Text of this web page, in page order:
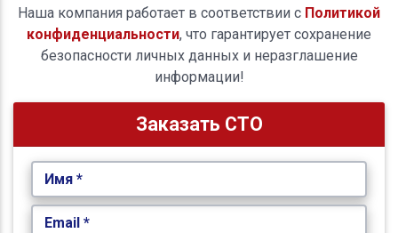
Наша компания работает в соответствии с Политикой
конфиденциальности, что гарантирует сохранение
безопасности личных данных и неразглашение
информации!
Заказать СТО
Имя *
Email *